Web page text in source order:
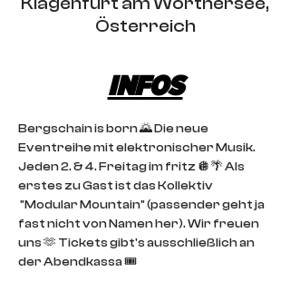
Österreich
INFOS
Bergschain is born 🌄 Die neue
Eventreihe mit elektronischer Musik.
Jeden 2. & 4. Freitag im fritz 🪩🌴 Als
erstes zu Gast ist das Kollektiv
"Modular Mountain" (passender geht ja
fast nicht von Namen her). Wir freuen
uns 🫶 Tickets gibt's ausschließlich an
der Abendkassa 🎟️